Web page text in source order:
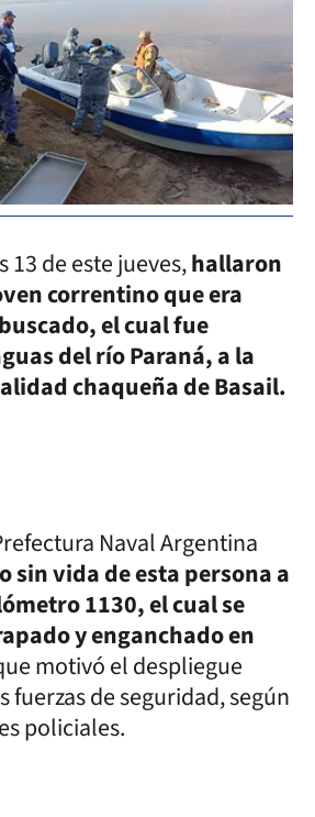
de este jueves,hallaron
correntino que era
el cual fue
del río Paraná, a la
chaqueña de Basail.
Naval Argentina
sin vida de esta persona a
1130, el cual se
y enganchado en
motivó el despliegue
fuerzas de seguridad, según
policiales.